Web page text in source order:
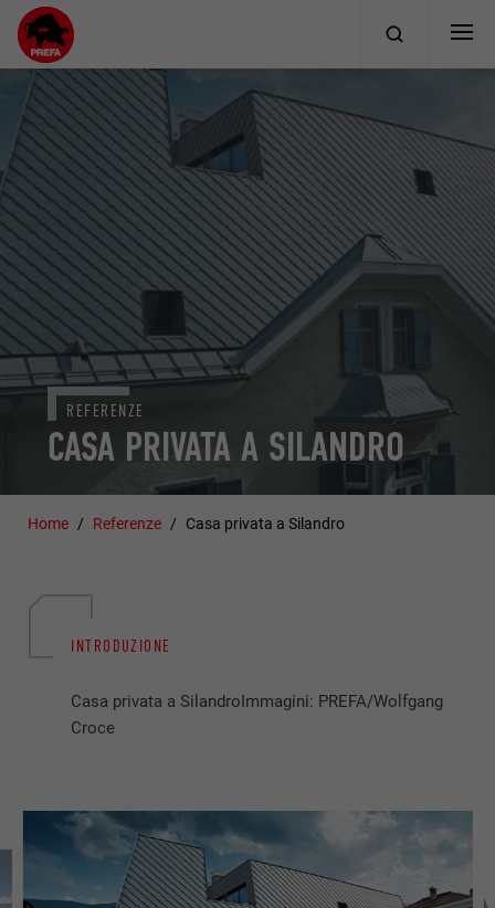
CASA PRIVATA A SILANDRO
REFERENZE
Home Referenze Casa privata a Silandro
INTRODUZIONE
Casa privata a SilandroImmagini: PREFA/Wolfgang
Croce